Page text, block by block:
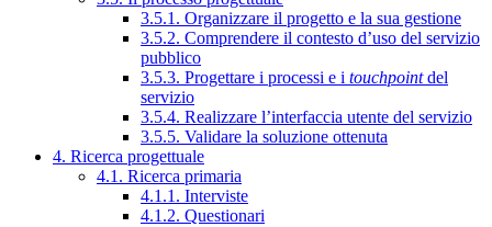
3.5.1. Organizzare il progetto e la sua gestione
3.5.2. Comprendere il contesto d’uso del servizio
pubblico
3.5.3. Progettare i processi e i touchpointdel
servizio
3.5.4. Realizzare l’interfaccia utente del servizio
3.5.5. Validare la soluzione ottenuta
4. Ricerca progettuale
4.1. Ricerca primaria
4.1.1. Interviste
4.1.2. Questionari